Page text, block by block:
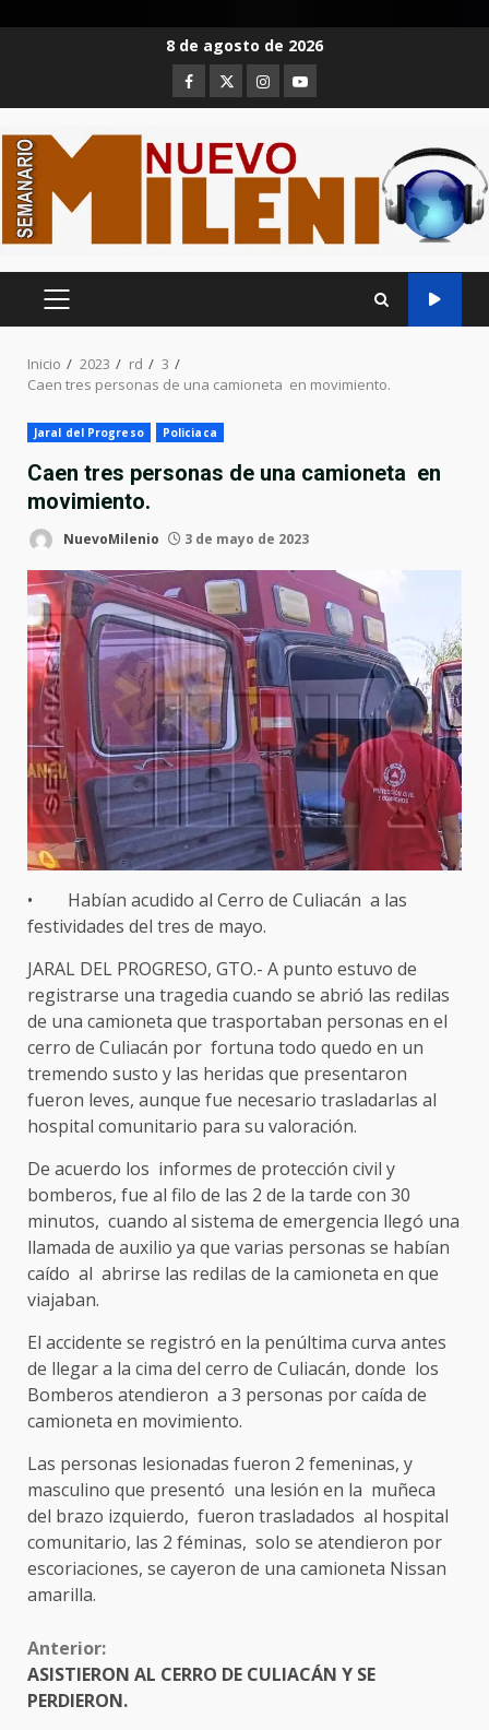
8 de agosto de 2026
Facebook
TwitterInstagram
Youtube
MENÚ
Inicio 2023 rd
3
Caen tres personas de una camioneta en movimiento.
Jaral del Progreso Policiaca
Caen tres personas de una camioneta en
movimiento.
NuevoMilenio 3 de mayo de 2023
• Habían acudido al Cerro de Culiacán a las
festividades del tres de mayo.
JARAL DEL PROGRESO, GTO.- A punto estuvo de
registrarse una tragedia cuando se abrió las redilas
de una camioneta que trasportaban personas en el
cerro de Culiacán por fortuna todo quedo en un
tremendo susto y las heridas que presentaron
fueron leves, aunque fue necesario trasladarlas al
hospital comunitario para su valoración.
De acuerdo los informes de protección civil y
bomberos, fue al filo de las 2 de la tarde con 30
minutos, cuando al sistema de emergencia llegó una
llamada de auxilio ya que varias personas se habían
caído al abrirse las redilas de la camioneta en que
viajaban.
El accidente se registró en la penúltima curva antes
de llegar a la cima del cerro de Culiacán, donde los
Bomberos atendieron a 3 personas por caída de
camioneta en movimiento.
Las personas lesionadas fueron 2 femeninas, y
masculino que presentó una lesión en la muñeca
del brazo izquierdo, fueron trasladados al hospital
comunitario, las 2 féminas, solo se atendieron por
escoriaciones, se cayeron de una camioneta Nissan
amarilla.
Sigue
leyendo
Anterior:
ASISTIERON AL CERRO DE CULIACÁN Y SE
PERDIERON.